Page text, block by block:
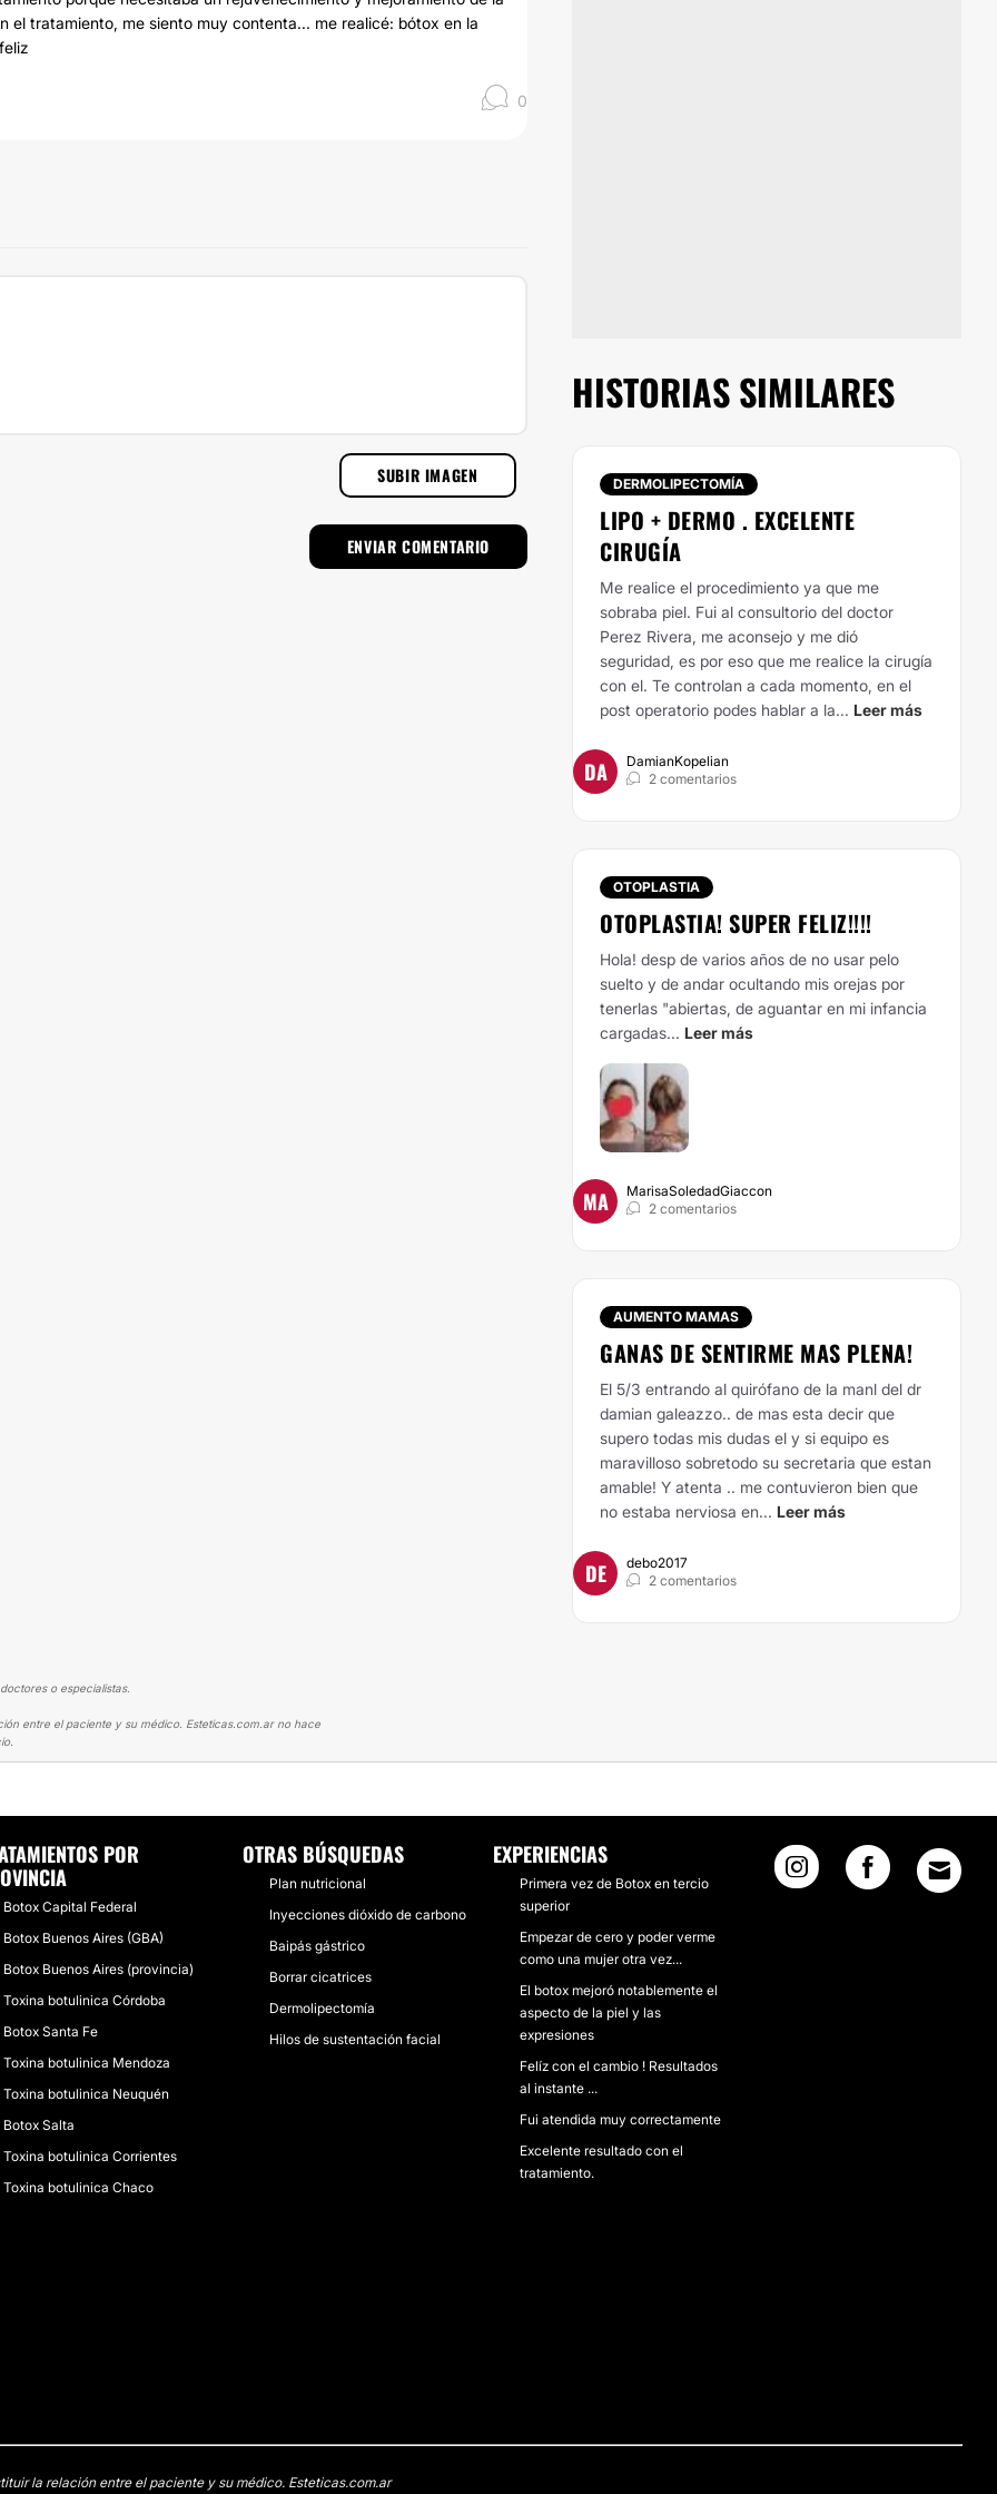
el tratamiento, me siento muy contenta... me realicé: bótox en la
0
SUBIR IMAGEN
HISTORIAS SIMILARES
DERMOLIPECTOMÍA
LIPO + DERMO . EXCELENTE
CIRUGÍA
Me realice el procedimiento ya que me
sobraba piel. Fui al consultorio del doctor
Perez Rivera, me aconsejo y me dió
seguridad, es por eso que me realice la cirugía
con el. Te controlan a cada momento, en el
post operatorio podes hablar a la... Leer más
DA
DamianKopelian
2 comentarios
OTOPLASTIA
OTOPLASTIA! SUPER FELIZ!!!!
Hola! desp de varios años de no usar pelo
suelto y de andar ocultando mis orejas por
tenerlas "abiertas, de aguantar en mi infancia
cargadas... Leer más
MA
MarisaSoledadGiaccon
2 comentarios
AUMENTO MAMAS
GANAS DE SENTIRME MAS PLENA!
El 5/3 entrando al quirófano de la manl del dr
damian galeazzo.. de mas esta decir que
supero todas mis dudas el y si equipo es
maravilloso sobretodo su secretaria que estan
amable! Y atenta .. me contuvieron bien que
no estaba nerviosa en... Leer más
DE
debo2017
2 comentarios
o especialistas.
entre el paciente y su médico. Esteticas.com.ar no hace
RESULTADO
POR
Botox Capital Federal
Botox Buenos Aires (GBA)
Botox Buenos Aires (provincia)
Toxina botulinica Córdoba
Botox Santa Fe
Toxina botulinica Mendoza
Toxina botulinica Neuquén
Botox Salta
Toxina botulinica Corrientes
Toxina botulinica Chaco
OTRAS BÚSQUEDAS
Plan nutricional
Inyecciones dióxido de carbono
Baipás gástrico
Borrar cicatrices
Dermolipectomía
Hilos de sustentación facial
EXPERIENCIAS
Primera vez de Botox en tercio
superior
Empezar de cero y poder verme
como una mujer otra vez...
El botox mejoró notablemente el
aspecto de la piel y las
expresiones
Felíz con el cambio ! Resultados
al instante ...
Fui atendida muy correctamente
Excelente resultado con el
tratamiento.
la relación entre el paciente y su médico. Esteticas.com.ar